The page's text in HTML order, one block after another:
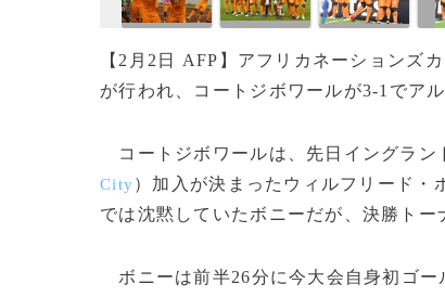
【2月2日 AFP】アフリカネーションズ
が行われ、コートジボワールが3-1でア
コートジボワールは、先日イングラン
City）加入が決まったウィルフリード・
では沈黙していたボニーだが、決勝ト
ボニーは前半26分に今大会自身初ゴー